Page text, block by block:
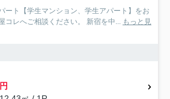
ート【学生マンション、学生アパート】をお
レへご相談ください。 新宿を中... もっと見